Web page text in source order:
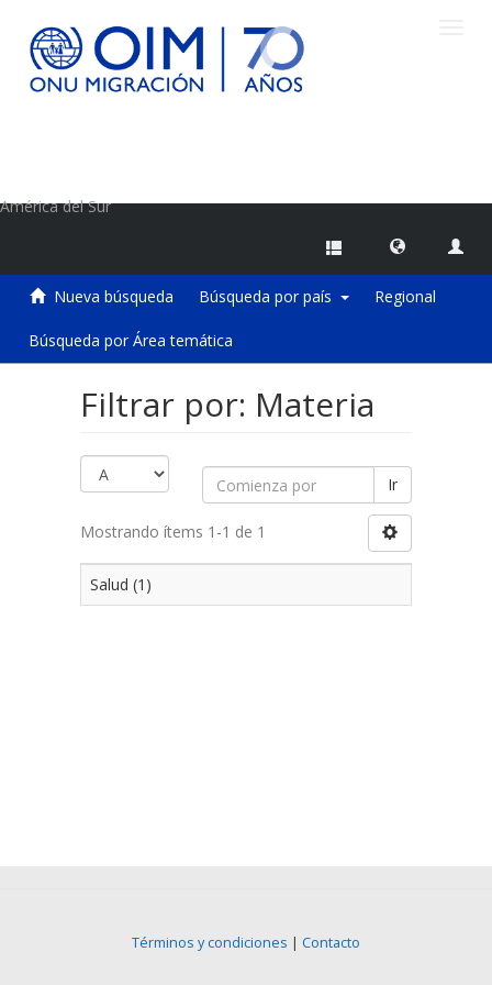
América del Sur
Nueva búsqueda Búsqueda por país Regional
Búsqueda por Área temática
Filtrar por: Materia
Ir
Mostrando ítems 1-1 de 1
Salud (1)
Términos y condiciones | Contacto